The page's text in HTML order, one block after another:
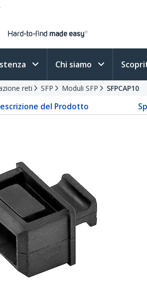
Chi siamo
reti SFP Moduli SFP SFPCAP10
del Prodotto